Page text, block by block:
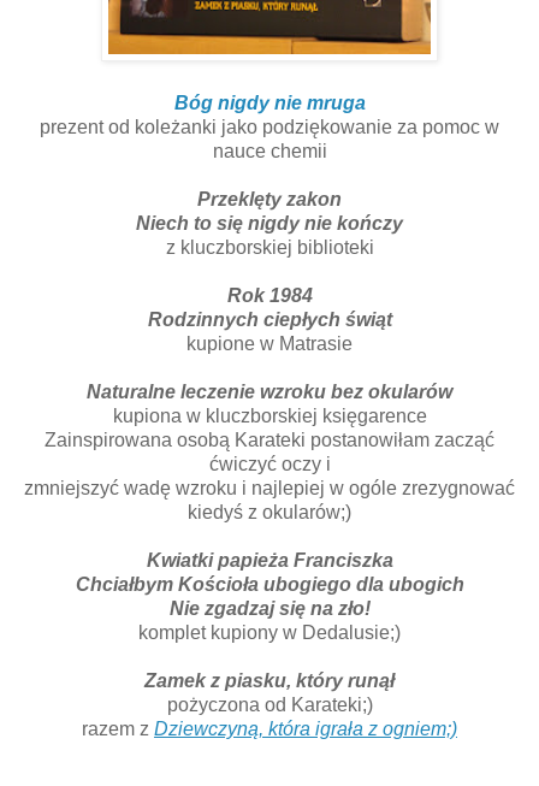
Bóg nigdy nie mruga
prezent od koleżanki jako podziękowanie za pomoc w
nauce chemii
Przeklęty zakon
Niech to się nigdy nie kończy
z kluczborskiej biblioteki
Rok 1984
Rodzinnych ciepłych świąt
kupione w Matrasie
Naturalne leczenie wzroku bez okularów
kupiona w kluczborskiej księgarence
Zainspirowana osobą Karateki postanowiłam zacząć
ćwiczyć oczy i
zmniejszyć wadę wzroku i najlepiej w ogóle zrezygnować
kiedyś z okularów;)
Kwiatki papieża Franciszka
Chciałbym Kościoła ubogiego dla ubogich
Nie zgadzaj się na zło!
komplet kupiony w Dedalusie;)
Zamek z piasku, który runął
pożyczona od Karateki;)
razem z Dziewczyną, która igrała z ogniem;)